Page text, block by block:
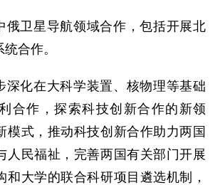
卫星导航领域合作，包括开展北
合作。
化在大科学装置、核物理等基础
合作，探索科技创新合作的新领
模式，推动科技创新合作助力两国
人民福祉，完善两国有关部门开展
和大学的联合科研项目遴选机制，